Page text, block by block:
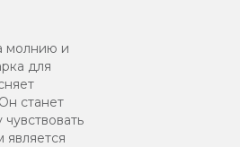
молнию и
для
станет